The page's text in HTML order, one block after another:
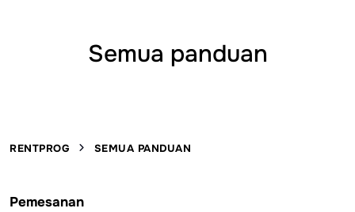
Semua panduan
RENTPROG SEMUA PANDUAN
Pemesanan